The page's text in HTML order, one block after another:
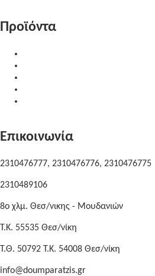
Προϊόντα
Επικοινωνία
2310476777, 2310476776, 2310476775
2310489106
8o χλμ. Θεσ/νικης - Μουδανιών
Τ.Κ. 55535 Θεσ/νίκη
Τ.Θ. 50792 Τ.Κ. 54008 Θεσ/νίκη
info@doumparatzis.gr